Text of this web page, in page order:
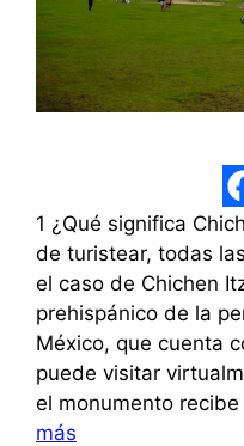
1 ¿Qué significa
de turistear, todas
el caso de Chichen
prehispánico de la
México, que cuenta
puede visitar
el monumento
más